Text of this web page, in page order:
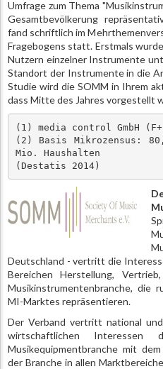
Umfrage zum Thema
Gesamtbevölkerung
fand schriftlich im
Fragebogens statt. Erstmals
Nutzern einzelner Instrumente
Standort der Instrumente in die
Studie wird die SOMM in Ihrem
dass Mitte des Jahres vorgestellt
(1) media control GmbH
(2) Basis Mikrozensus:
Mio. Haushalten
(Destatis 2014)
Deutschland - vertritt die
Bereichen Herstellung,
Musikinstrumentenbranche, die
MI-Marktes repräsentieren.
Der Verband vertritt national
wirtschaftlichen Interessen
Musikequipmentbranche mit
der Branche in allen